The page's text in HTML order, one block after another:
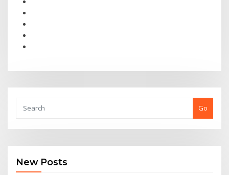
Go
New Posts